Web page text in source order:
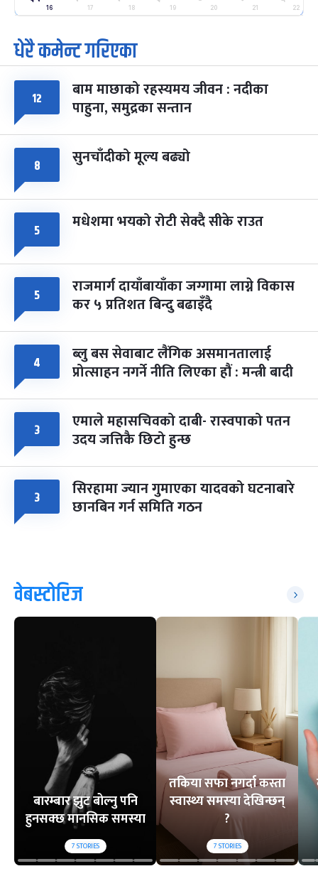
मंगल फाल्गुन २५, २०८३ Mar 9, 2027
७
आइत
पूर्णिमा व्रत
चैत्र ७, २०८३-Mar 21, 2027
८
सोम
फागुपूर्णिमा
चैत्र ८, २०८३-Mar 22, 2027
७ महिना बाँकी
16 17 18 19 20 21 22
धेरै कमेन्ट गरिएका
१२ बाम माछाको रहस्यमय जीवन : नदीका
पाहुना, समुद्रका सन्तान
८ सुनचाँदीको मूल्य बढ्यो
५ मधेशमा भयको रोटी सेक्दै सीके राउत
५ राजमार्ग दायाँबायाँका जग्गामा लाग्ने विकास
कर ५ प्रतिशत बिन्दु बढाइँदै
४ ब्लु बस सेवाबाट लैंगिक असमानतालाई
प्रोत्साहन नगर्ने नीति लिएका हौं : मन्त्री बादी
३ एमाले महासचिवको दाबी- रास्वपाको पतन
उदय जत्तिकै छिटो हुन्छ
३ सिरहामा ज्यान गुमाएका यादवको घटनाबारे
छानबिन गर्न समिति गठन
वेबस्टोरिज
बारम्बार झुट बोल्नु पनि
हुनसक्छ मानसिक समस्या
7STORIES
तकिया सफा नगर्दा कस्ता
स्वास्थ्य समस्या देखिन्छन्
?
7STORIES